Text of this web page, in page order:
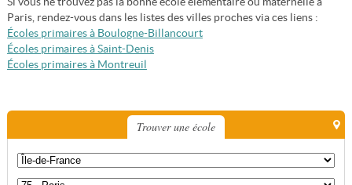
Paris, rendez-vous dans les listes des villes proches via ces liens :
Écoles primaires à Boulogne-Billancourt
Écoles primaires à Saint-Denis
Écoles primaires à Montreuil
Trouver une école